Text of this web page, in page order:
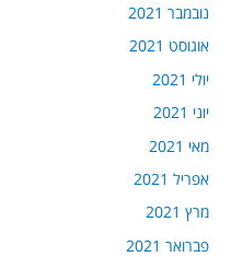
נובמבר 2021
אוגוסט 2021
יולי 2021
יוני 2021
מאי 2021
אפריל 2021
מרץ 2021
פברואר 2021